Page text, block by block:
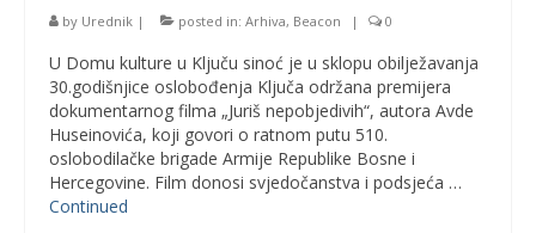
by Urednik | posted in: Arhiva, Beacon | 0
U Domu kulture u Ključu sinoć je u sklopu obilježavanja
30.godišnjice oslobođenja Ključa održana premijera
dokumentarnog filma „Juriš nepobjedivih“, autora Avde
Huseinovića, koji govori o ratnom putu 510.
oslobodilačke brigade Armije Republike Bosne i
Hercegovine. Film donosi svjedočanstva i podsjeća …
Continued